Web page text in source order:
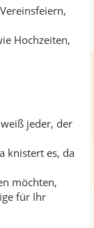
Hochzeiten,
jeder, der
knistert es, da
möchten,
für Ihr